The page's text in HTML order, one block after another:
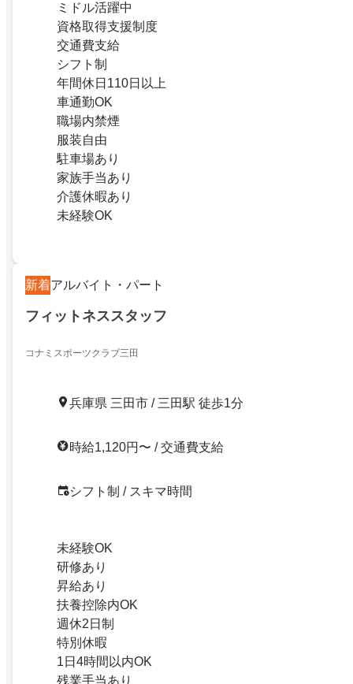
ミドル活躍中
資格取得支援制度
交通費支給
シフト制
年間休日110日以上
車通勤OK
職場内禁煙
服装自由
駐車場あり
家族手当あり
介護休暇あり
未経験OK
新着アルバイト・パート
フィットネススタッフ
コナミスポーツクラブ三田
兵庫県 三田市 / 三田駅 徒歩1分
時給1,120円〜 / 交通費支給
シフト制 / スキマ時間
未経験OK
研修あり
昇給あり
扶養控除内OK
週休2日制
特別休暇
1日4時間以内OK
残業手当あり